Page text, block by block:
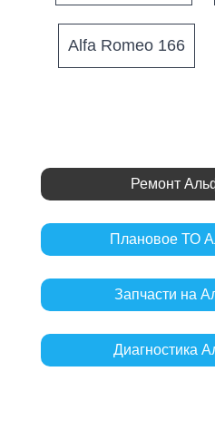
Alfa Romeo 166
Ремонт
Плановое ТО
Запчасти на
Диагностика